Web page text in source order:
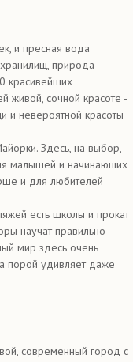
и пресная вода
природа
красивейших
живой, сочной красоте -
и невероятной красоты
Здесь, на выбор,
малышей и начинающих
и для любителей
есть школы и прокат
научат правильно
мир здесь очень
порой удивляет даже
современный город с